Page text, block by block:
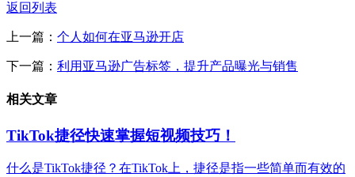
返回列表
上一篇： 个人如何在亚马逊开店
下一篇： 利用亚马逊广告标签，提升产品曝光与销售
相关文章
TikTok捷径快速掌握短视频技巧！
什么是TikTok捷径？在TikTok上，捷径是指一些简单而有效的